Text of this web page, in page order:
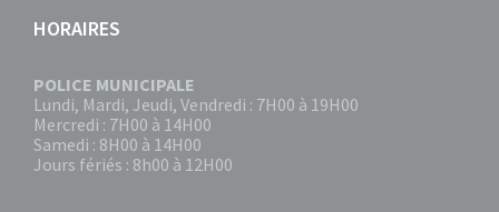
HORAIRES
POLICE MUNICIPALE
Lundi, Mardi, Jeudi, Vendredi : 7H00 à 19H00
Mercredi : 7H00 à 14H00
Samedi : 8H00 à 14H00
Jours fériés : 8h00 à 12H00